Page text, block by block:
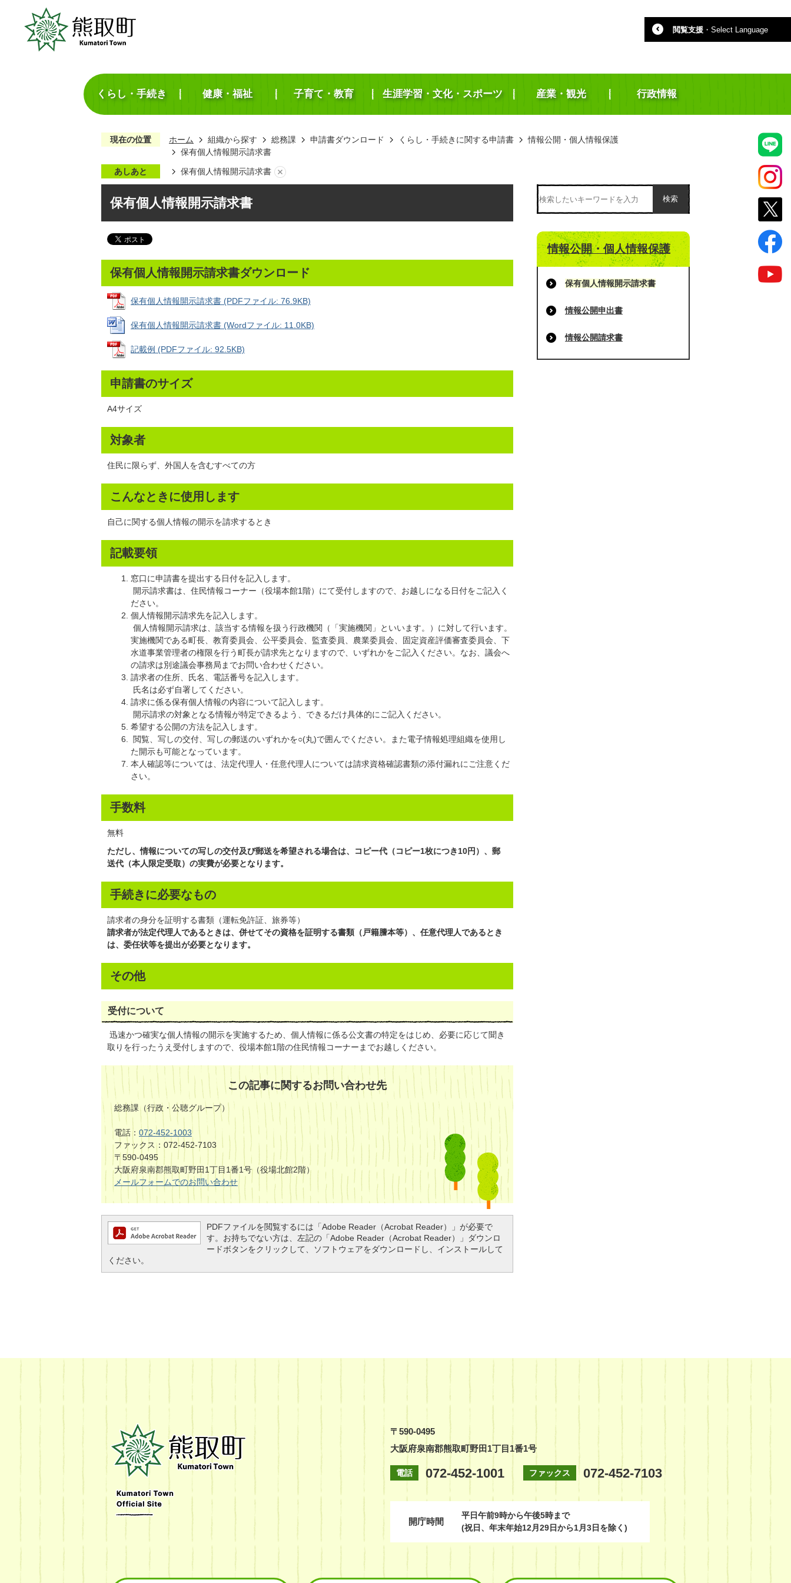
閲覧支援 ・ Select Language
くらし・手続き 健康・福祉 子育て・教育 生涯学習・文化・スポーツ 産業・観光 行政情報
現在の位置 ホーム 組織から探す 総務課 申請書ダウンロード くらし・手続きに関する申請書
情報公開・個人情報保護
保有個人情報開示請求書
あしあと 保有個人情報開示請求書
保有個人情報開示請求書
保有個人情報開示請求書ダウンロード
保有個人情報開示請求書 (PDFファイル: 76.9KB)
保有個人情報開示請求書 (Wordファイル: 11.0KB)
記載例 (PDFファイル: 92.5KB)
申請書のサイズ
A4サイズ
対象者
住民に限らず、外国人を含むすべての方
こんなときに使用します
自己に関する個人情報の開示を請求するとき
記載要領
窓口に申請書を提出する日付を記入します。
開示請求書は、住民情報コーナー（役場本館1階）にて受付しますので、お越しになる日付をご記入く
ださい。
個人情報開示請求先を記入します。
個人情報開示請求は、該当する情報を扱う行政機関（「実施機関」といいます。）に対して行います。
実施機関である町長、教育委員会、公平委員会、監査委員、農業委員会、固定資産評価審査委員会、下
水道事業管理者の権限を行う町長が請求先となりますので、いずれかをご記入ください。なお、議会へ
の請求は別途議会事務局までお問い合わせください。
請求者の住所、氏名、電話番号を記入します。
氏名は必ず自署してください。
請求に係る保有個人情報の内容について記入します。
開示請求の対象となる情報が特定できるよう、できるだけ具体的にご記入ください。
希望する公開の方法を記入します。
閲覧、写しの交付、写しの郵送のいずれかを○(丸)で囲んでください。また電子情報処理組織を使用し
た開示も可能となっています。
本人確認等については、法定代理人・任意代理人については請求資格確認書類の添付漏れにご注意くだ
さい。
手数料
無料
ただし、情報についての写しの交付及び郵送を希望される場合は、コピー代（コピー1枚につき10円）、郵
送代（本人限定受取）の実費が必要となります。
手続きに必要なもの
請求者の身分を証明する書類（運転免許証、旅券等）
請求者が法定代理人であるときは、併せてその資格を証明する書類（戸籍謄本等）、任意代理人であるとき
は、委任状等を提出が必要となります。
その他
受付について
迅速かつ確実な個人情報の開示を実施するため、個人情報に係る公文書の特定をはじめ、必要に応じて聞き
取りを行ったうえ受付しますので、役場本館1階の住民情報コーナーまでお越しください。
この記事に関するお問い合わせ先
総務課（行政・公聴グループ）
電話： 072-452-1003
ファックス：072-452-7103
〒590-0495
大阪府泉南郡熊取町野田1丁目1番1号（役場北館2階）
メールフォームでのお問い合わせ
PDFファイルを閲覧するには「Adobe Reader（Acrobat Reader）」が必要で
す。お持ちでない方は、左記の「Adobe Reader（Acrobat Reader）」ダウンロ
ードボタンをクリックして、ソフトウェアをダウンロードし、インストールして
ください。
検索
情報公開・個人情報保護
保有個人情報開示請求書
情報公開申出書
情報公開請求書
町
Kumatori
Town
Official
Site
〒590-0495
大阪府泉南郡熊取町野田1丁目1番1号
電話 072-452-1001 ファックス 072-452-7103
開庁時間
平日午前9時から午後5時まで
(祝日、年末年始12月29日から1月3日を除く)